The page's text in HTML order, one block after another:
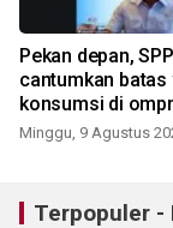
Pekan depan,
cantumkan batas
konsumsi di
Minggu, 9 Agustus
Terpopuler -